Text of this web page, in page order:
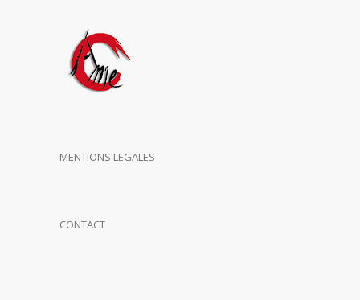
MENTIONS LEGALES
CONTACT